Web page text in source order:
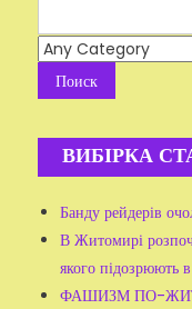
for:
ВИБІРКА
Банду рейдерів
В Житомирі
якого підозрюють
ФАШИЗМ ПО-